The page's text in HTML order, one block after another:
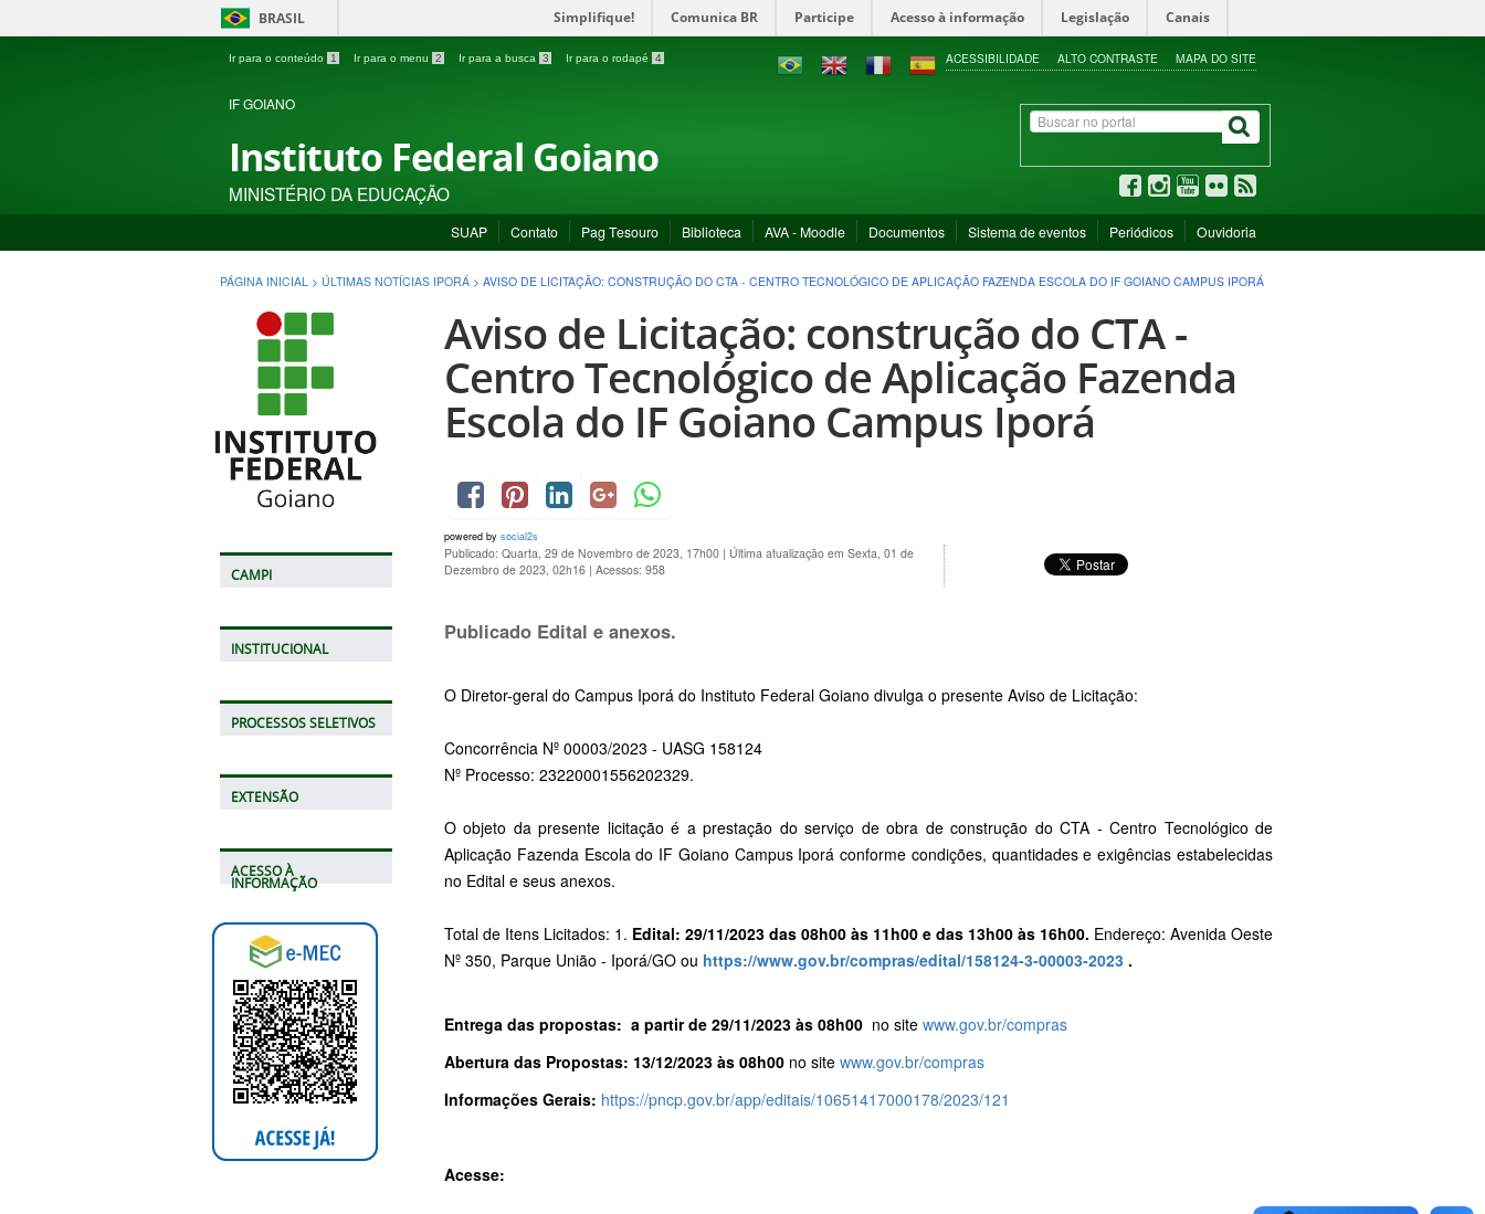
BRASIL Simplifique! Comunica BR Participe Acesso à informação Legislação Canais
Ir para o conteúdo 1 Ir para o menu 2 Ir para a busca 3 Ir para o rodapé 4 ACESSIBILIDADE ALTO CONTRASTE MAPA DO SITE
IF GOIANO
Instituto Federal Goiano
MINISTÉRIO DA EDUCAÇÃO
SUAP Contato Pag Tesouro Biblioteca AVA - Moodle Documentos Sistema de eventos Periódicos Ouvidoria
PÁGINA INICIAL > ÚLTIMAS NOTÍCIAS IPORÁ > AVISO DE LICITAÇÃO: CONSTRUÇÃO DO CTA - CENTRO TECNOLÓGICO DE APLICAÇÃO FAZENDA ESCOLA DO IF GOIANO CAMPUS IPORÁ
CAMPI
INSTITUCIONAL
PROCESSOS SELETIVOS
EXTENSÃO
ACESSO À
INFORMAÇÃO
Aviso de Licitação: construção do CTA -
Centro Tecnológico de Aplicação Fazenda
Escola do IF Goiano Campus Iporá
powered by social2s
Publicado: Quarta, 29 de Novembro de 2023, 17h00 | Última atualização em Sexta, 01 de
Dezembro de 2023, 02h16 | Acessos: 958
Publicado Edital e anexos.
O Diretor-geral do Campus Iporá do Instituto Federal Goiano divulga o presente Aviso de Licitação:
Concorrência Nº 00003/2023 - UASG 158124
Nº Processo: 23220001556202329.
O objeto da presente licitação é a prestação do serviço de obra de construção do CTA - Centro Tecnológico de
Aplicação Fazenda Escola do IF Goiano Campus Iporá conforme condições, quantidades e exigências estabelecidas
no Edital e seus anexos.
Total de Itens Licitados: 1. Edital: 29/11/2023 das 08h00 às 11h00 e das 13h00 às 16h00. Endereço: Avenida Oeste
Nº 350, Parque União - Iporá/GO ou https://www.gov.br/compras/edital/158124-3-00003-2023 .
Entrega das propostas: a partir de 29/11/2023 às 08h00 no site www.gov.br/compras
Abertura das Propostas: 13/12/2023 às 08h00 no site www.gov.br/compras
Informações Gerais: https://pncp.gov.br/app/editais/10651417000178/2023/121
Acesse: